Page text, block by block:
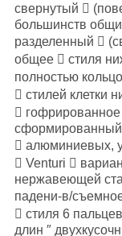
свернутый 
большинств
разделенный 
общее  стиля
полностью
 стилей клетки

сформированный
 алюминиевых,
 Venturi 
нержавеющей
падени-в/
 стиля 6
длин ″